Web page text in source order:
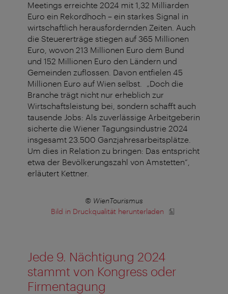
Meetings erreichte 2024 mit 1,32 Milliarden
Euro ein Rekordhoch – ein starkes Signal in
wirtschaftlich herausfordernden Zeiten. Auch
die Steuererträge stiegen auf 365 Millionen
Euro, wovon 213 Millionen Euro dem Bund
und 152 Millionen Euro den Ländern und
Gemeinden zuflossen. Davon entfielen 45
Millionen Euro auf Wien selbst. „Doch die
Branche trägt nicht nur erheblich zur
Wirtschaftsleistung bei, sondern schafft auch
tausende Jobs: Als zuverlässige Arbeitgeberin
sicherte die Wiener Tagungsindustrie 2024
insgesamt 23.500 Ganzjahresarbeitsplätze.
Um dies in Relation zu bringen: Das entspricht
etwa der Bevölkerungszahl von Amstetten“,
erläutert Kettner.
© WienTourismus
Bild in Druckqualität herunterladen
Jede 9. Nächtigung 2024
stammt von Kongress oder
Firmentagung